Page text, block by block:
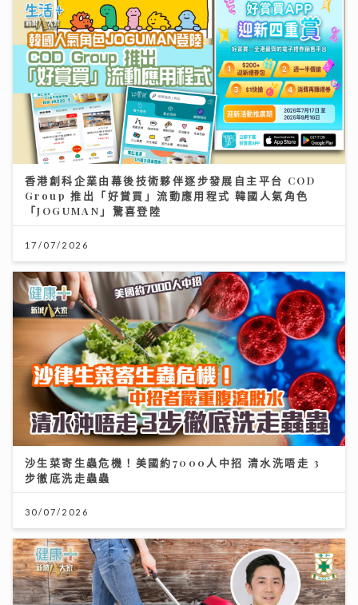
香港創科企業由幕後技術夥伴逐步發展自主平台 COD
Group 推出「好賞買」流動應用程式 韓國人氣角色
「JOGUMAN」驚喜登陸
17/07/2026
沙生菜寄生蟲危機！美國約7000人中招 清水洗唔走 3
步徹底洗走蟲蟲
30/07/2026